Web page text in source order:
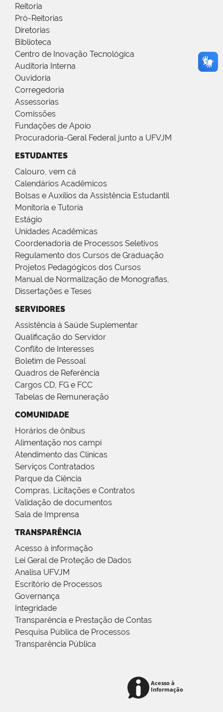
Reitoria
Pró-Reitorias
Diretorias
Biblioteca
Centro de Inovação Tecnológica
Auditoria Interna
Ouvidoria
Corregedoria
Assessorias
Comissões
Fundações de Apoio
Procuradoria-Geral Federal junto a UFVJM
ESTUDANTES
Calouro, vem cá
Calendários Acadêmicos
Bolsas e Auxílios da Assistência Estudantil
Monitoria e Tutoria
Estágio
Unidades Acadêmicas
Coordenadoria de Processos Seletivos
Regulamento dos Cursos de Graduação
Projetos Pedagógicos dos Cursos
Manual de Normalização de Monografias,
Dissertações e Teses
SERVIDORES
Assistência à Saúde Suplementar
Qualificação do Servidor
Conflito de Interesses
Boletim de Pessoal
Quadros de Referência
Cargos CD, FG e FCC
Tabelas de Remuneração
COMUNIDADE
Horários de ônibus
Alimentação nos campi
Atendimento das Clínicas
Serviços Contratados
Parque da Ciência
Compras, Licitações e Contratos
Validação de documentos
Sala de Imprensa
TRANSPARÊNCIA
Acesso à informação
Lei Geral de Proteção de Dados
Analisa UFVJM
Escritório de Processos
Governança
Integridade
Transparência e Prestação de Contas
Pesquisa Pública de Processos
Transparência Pública